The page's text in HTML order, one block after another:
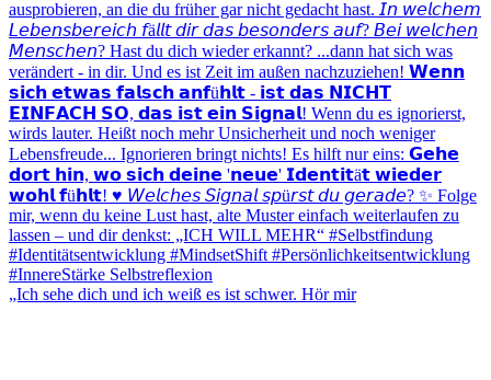
„Ich sehe dich und ich weiß es ist schwer. Hör mir